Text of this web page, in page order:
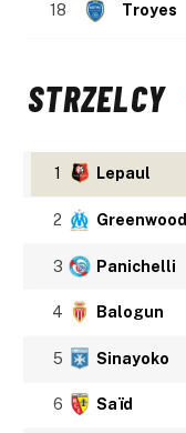
18 Troyes
STRZELCY
1 Lepaul
2 Greenwood
3 Panichelli
4 Balogun
5 Sinayoko
6 Saïd